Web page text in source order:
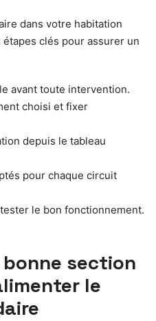
dans votre habitation
clés pour assurer un
avant toute intervention.
choisi et fixer
depuis le tableau
pour chaque circuit
le bon fonctionnement.
section
le